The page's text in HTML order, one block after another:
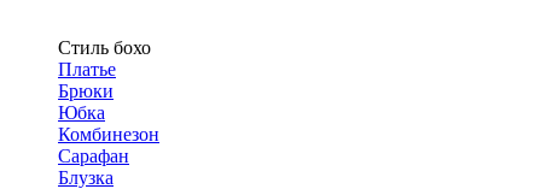
Стиль бохо
Платье
Брюки
Юбка
Комбинезон
Сарафан
Блузка